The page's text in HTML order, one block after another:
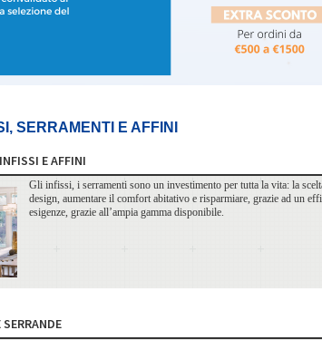
SERRAMENTI E AFFINI
E AFFINI
Gli infissi, i serramenti sono un investimento per tutta la vita: la
design, aumentare il comfort abitativo e risparmiare, grazie ad un
esigenze, grazie all’ampia gamma disponibile.